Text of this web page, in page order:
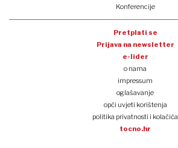
Konferencije
Pretplati se
Prijava na newsletter
e-lider
o nama
impressum
oglašavanje
opći uvjeti korištenja
politika privatnosti i kolačića
tocno.hr